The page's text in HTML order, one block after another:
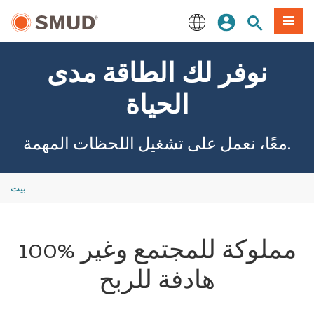
إلى
English
تسجيل الدخول
بحث الموقع
طعام
نوفر لك الطاقة مدى
الحياة
معًا، نعمل على تشغيل اللحظات المهمة.
بيت
100% مملوكة للمجتمع وغير
هادفة للربح